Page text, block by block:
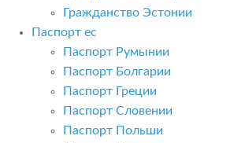
Гражданство Эстонии
Паспорт ес
Паспорт Румынии
Паспорт Болгарии
Паспорт Греции
Паспорт Словении
Паспорт Польши